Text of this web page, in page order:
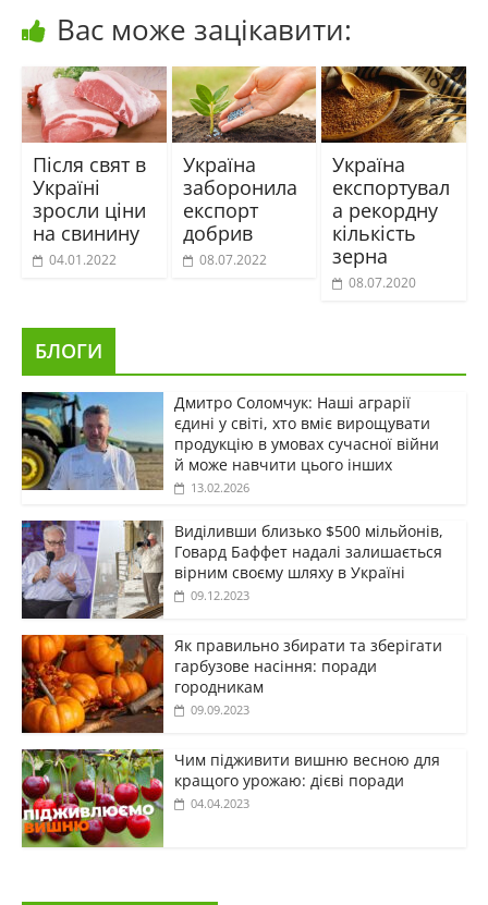
Вас може зацікавити:
Після свят в
Україні
зросли ціни
на свинину
04.01.2022
Україна
заборонила
експорт
добрив
08.07.2022
Україна
експортувал
а рекордну
кількість
зерна
08.07.2020
БЛОГИ
Дмитро Соломчук: Наші аграрії
єдині у світі, хто вміє вирощувати
продукцію в умовах сучасної війни
й може навчити цього інших
13.02.2026
Виділивши близько $500 мільйонів,
Говард Баффет надалі залишається
вірним своєму шляху в Україні
09.12.2023
Як правильно збирати та зберігати
гарбузове насіння: поради
городникам
09.09.2023
Чим підживити вишню весною для
кращого урожаю: дієві поради
04.04.2023